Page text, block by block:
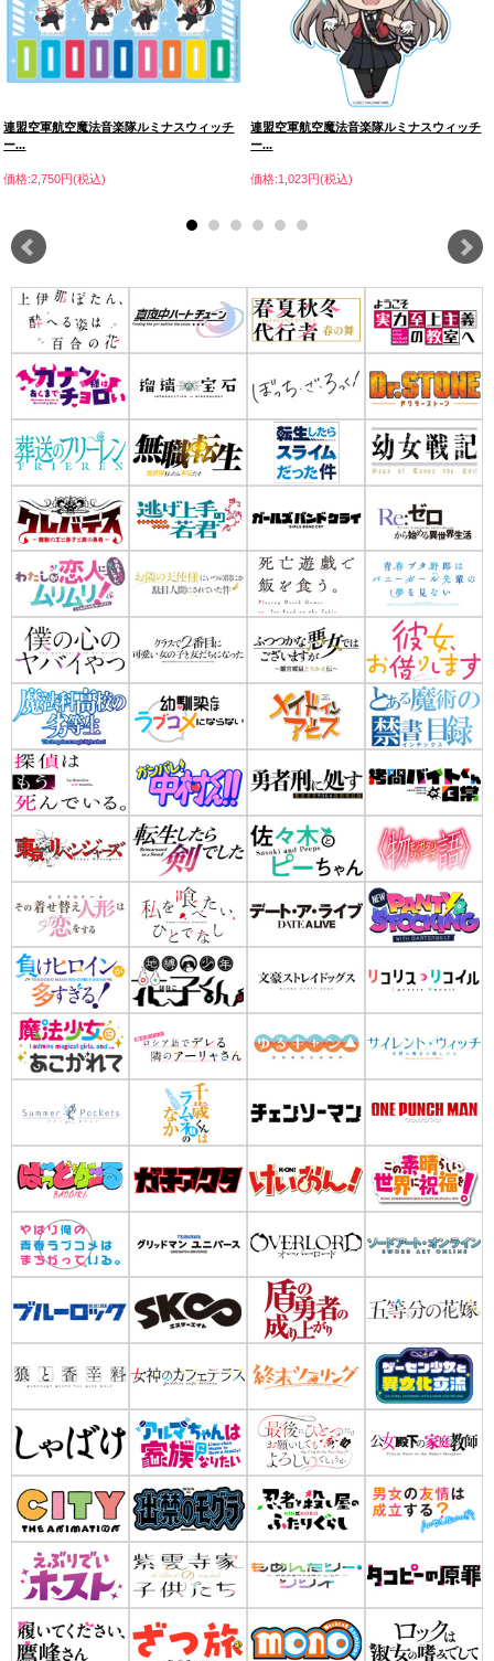
連盟空軍航空魔法音楽隊ルミナスウィッチ
ー...
価格:2,750円(税込)
連盟空軍航空魔法音楽隊ルミナスウィッチ
ー...
価格:1,023円(税込)